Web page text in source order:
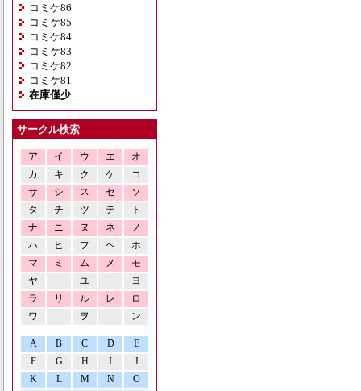
コミケ86
コミケ85
コミケ84
コミケ83
コミケ82
コミケ81
在庫僅少
サークル検索
ア イ ウ エ
オ
カ
キ ク ケ
コ
サ
シ ス セ
ソ
タ
チ ツ テ
ト
ナ
ニ ヌ ネ
ノ
ハ
ヒ フ ヘ
ホ
マ
ミ ム メ
モ
ヤ
ユ
ヨ
ラ
リ ル レ
ロ
ワ
ヲ ン
A B C D
E
F
G H I
J
K
L M N O